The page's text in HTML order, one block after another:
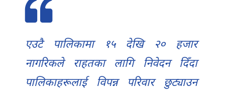
एउटै पालिकामा १५ देखि २० हजार
नागरिकले राहतका लागि निवेदन दिँदा
पालिकाहरूलाई विपन्न परिवार छुट्याउन